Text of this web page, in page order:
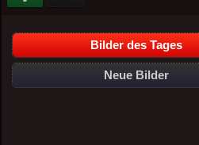
Bilder des Tages
Neue Bilder